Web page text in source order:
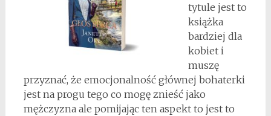
tytule jest to
książka
bardziej dla
kobiet i
muszę
przyznać, że emocjonalność głównej bohaterki
jest na progu tego co mogę znieść jako
mężczyzna ale pomijając ten aspekt to jest to